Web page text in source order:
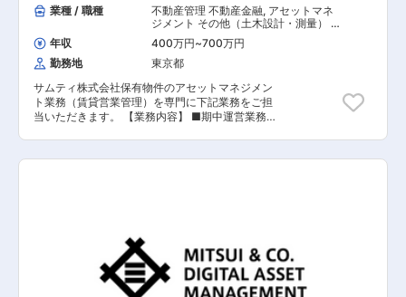
業種 / 職種
不動産管理 不動産金融, アセットマネ
ジメント その他（土木設計・測量） そ
の他（建築設計・積算）
年収 400万円~700万円
勤務地
東京都
サムティ株式会社保有物件のアセットマネジメン
ト業務（賃貸営業管理）を専門に下記業務をご担
当いただきます。 【業務内容】 ■期中運営業務■
及び売却時の売買付随業務■会計・決算関連業務